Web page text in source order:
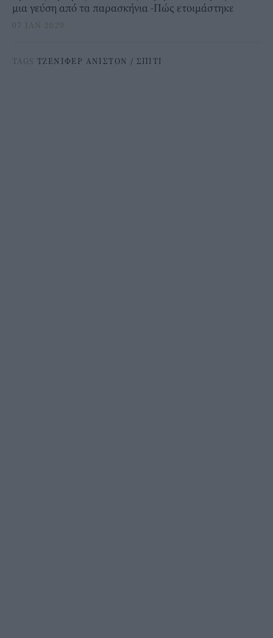
μια γεύση από τα παρασκήνια -Πώς ετοιμάστηκε
07 JAN 2020
TAGS ΤΖΕΝΙΦΕΡ ΑΝΙΣΤΟΝ / ΣΠΙΤΙ